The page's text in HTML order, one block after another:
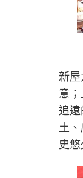
新
意
追
土
史